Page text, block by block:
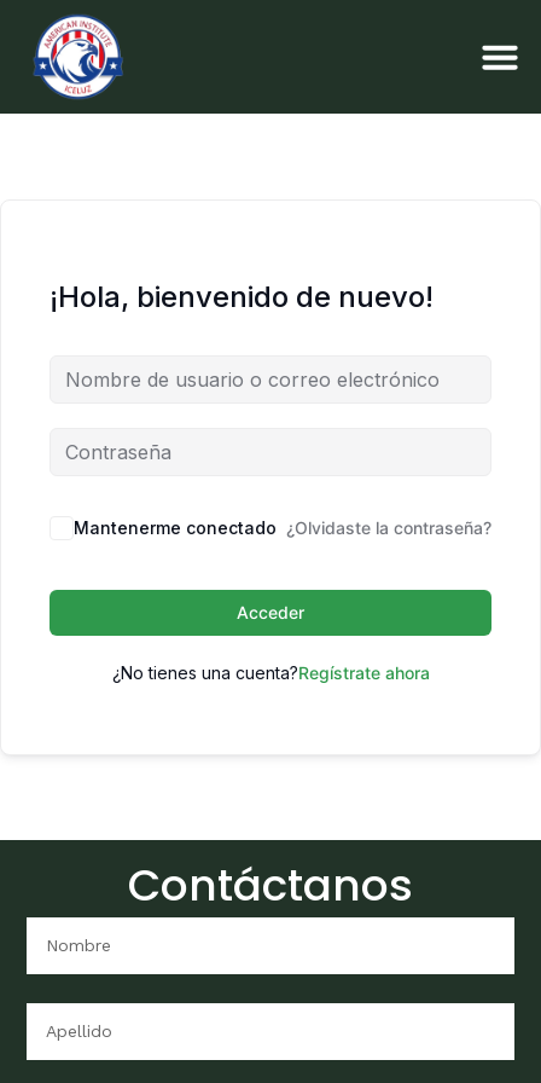
¡Hola, bienvenido de nuevo!
Mantenerme conectado ¿Olvidaste la contraseña?
Acceder
¿No tienes una cuenta?Regístrate ahora
Contáctanos